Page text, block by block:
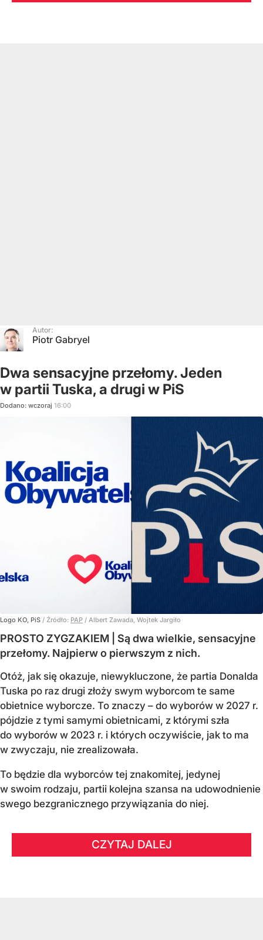
Autor:
Piotr Gabryel
Dwa sensacyjne przełomy. Jeden
w partii Tuska, a drugi w PiS
Dodano: wczoraj 16:00
Logo KO, PiS / Źródło: PAP / Albert Zawada, Wojtek Jargiło
PROSTO ZYGZAKIEM | Są dwa wielkie, sensacyjne
przełomy. Najpierw o pierwszym z nich.
Otóż, jak się okazuje, niewykluczone, że partia Donalda
Tuska po raz drugi złoży swym wyborcom te same
obietnice wyborcze. To znaczy – do wyborów w 2027 r.
pójdzie z tymi samymi obietnicami, z którymi szła
do wyborów w 2023 r. i których oczywiście, jak to ma
w zwyczaju, nie zrealizowała.
To będzie dla wyborców tej znakomitej, jedynej
w swoim rodzaju, partii kolejna szansa na udowodnienie
swego bezgranicznego przywiązania do niej.
CZYTAJ DALEJ